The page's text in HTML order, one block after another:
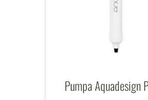
Pumpa Aquadesign